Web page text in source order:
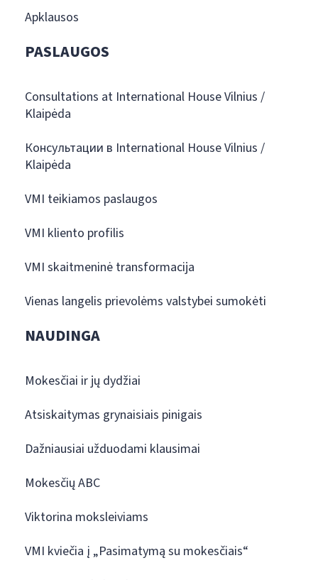
Apklausos
PASLAUGOS
Consultations at International House Vilnius /
Klaipėda
Консультации в International House Vilnius /
Klaipėda
VMI teikiamos paslaugos
VMI kliento profilis
VMI skaitmeninė transformacija
Vienas langelis prievolėms valstybei sumokėti
NAUDINGA
Mokesčiai ir jų dydžiai
Atsiskaitymas grynaisiais pinigais
Dažniausiai užduodami klausimai
Mokesčių ABC
Viktorina moksleiviams
VMI kviečia į „Pasimatymą su mokesčiais“